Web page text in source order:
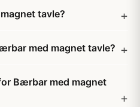
tavle?
med magnet tavle?
Bærbar med magnet